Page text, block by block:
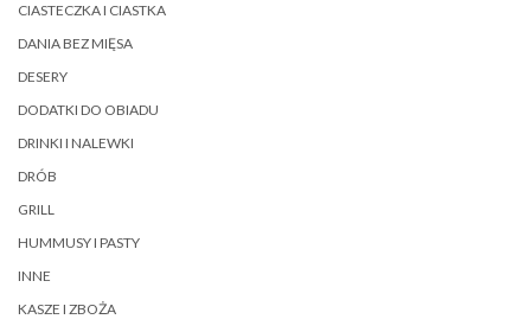
CIASTECZKA I CIASTKA
DANIA BEZ MIĘSA
DESERY
DODATKI DO OBIADU
DRINKI I NALEWKI
DRÓB
GRILL
HUMMUSY I PASTY
INNE
KASZE I ZBOŻA